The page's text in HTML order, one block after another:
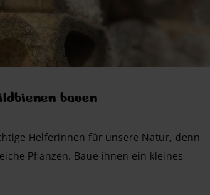
bauen
Helferinnen für unsere Natur, denn
Pflanzen. Baue ihnen ein kleines